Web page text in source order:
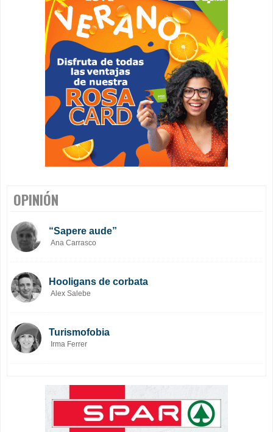
OPINIÓN
“Sapere aude”
Ana Carrasco
Hooligans de corbata
Alex Salebe
Turismofobia
Irma Ferrer